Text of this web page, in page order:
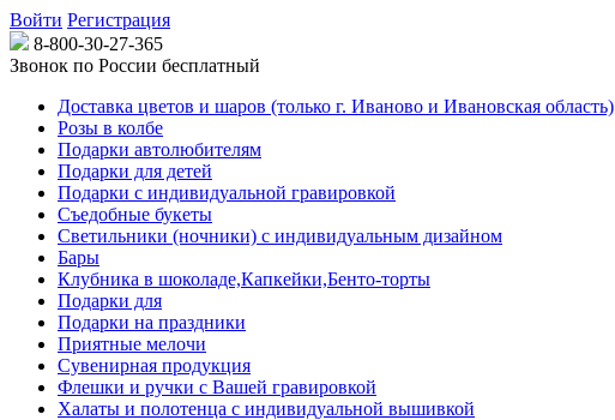
Войти Регистрация
8-800-30-27-365
Звонок по России бесплатный
Доставка цветов и шаров (только г. Иваново и Ивановская область)
Розы в колбе
Подарки автолюбителям
Подарки для детей
Подарки с индивидуальной гравировкой
Съедобные букеты
Светильники (ночники) с индивидуальным дизайном
Бары
Клубника в шоколаде,Капкейки,Бенто-торты
Подарки для
Подарки на праздники
Приятные мелочи
Сувенирная продукция
Флешки и ручки с Вашей гравировкой
Халаты и полотенца с индивидуальной вышивкой